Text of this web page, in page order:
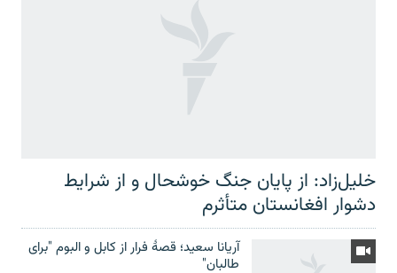
خلیل‌زاد: از پایان جنگ خوشحال و از شرایط
دشوار افغانستان متأثرم
آریانا سعید؛ قصۀ فرار از کابل و البوم "برای
طالبان"